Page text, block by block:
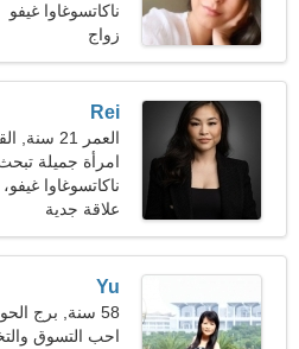
ناكاتسوغاوا غيفو
زواج
Rei
العمر 21 سنة, القوس
امرأة جميلة
ناكاتسوغاوا غيفو،
علاقة جدية
Yu
58 سنة, برج الحوت
احب التسوق